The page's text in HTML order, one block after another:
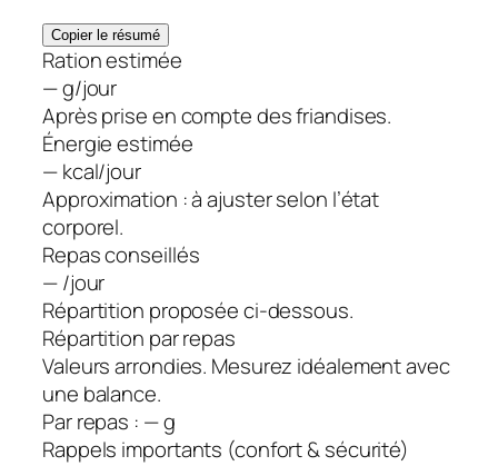
Copier le résumé
Ration estimée
—g/jour
Après prise en compte des friandises.
Énergie estimée
—kcal/jour
Approximation : à ajuster selon l’état
corporel.
Repas conseillés
—/jour
Répartition proposée ci-dessous.
Répartition par repas
Valeurs arrondies. Mesurez idéalement avec
une balance.
Par repas : —g
Rappels importants (confort & sécurité)